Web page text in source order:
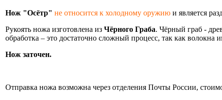
Нож "Осётр" не относится к холодному оружию и является
Рукоять ножа изготовлена из Чёрного Граба. Чёрный граб -
обработка – это достаточно сложный процесс, так как
Нож заточен.
Отправка ножа возможна через отделения Почты России,